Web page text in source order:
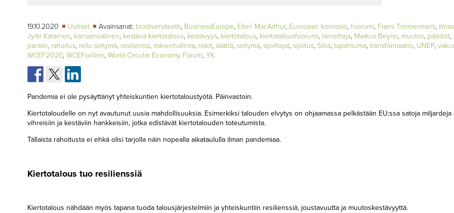
19.10.2020 Uutiset Avainsanat: biodiversiteetti, BusinessEurope, Ellen MacArthur, Euroopan komissio, foorumi, Frans Timmermans,
Jyrki Katainen, kansainvälinen, kestävä kiertotalous, kestävyys, kiertotalous, kiertotalousfoorumi, lainoittaja, Markus Beyrer, muutos, päästöt,
pankki, rahoitus, reilu siirtymä, resilienssi, riskienhallinta, riskit, säätiö, siirtymä, sijoittajat, sijoitus, Sitra, tapahtuma, transformaatio, UNEP,
WCEF2020, WCEFonline, World Circular Economy Forum, YK
Pandemia ei ole pysäyttänyt yhteiskuntien kiertotaloustyötä. Päinvastoin.
Kiertotaloudelle on nyt avautunut uusia mahdollisuuksia. Esimerkiksi talouden elvytys on ohjaamassa pelkästään EU:ssa satoja miljardeja
vihreisiin ja kestäviin hankkeisiin, jotka edistävät kiertotalouden toteutumista.
Tällaista rahoitusta ei ehkä olisi tarjolla näin nopealla aikataululla ilman pandemiaa.
Kiertotalous tuo resilienssiä
Kiertotalous nähdään myös tapana tuoda talousjärjestelmiin ja yhteiskuntiin resilienssiä, joustavuutta ja muutoskestävyyttä.